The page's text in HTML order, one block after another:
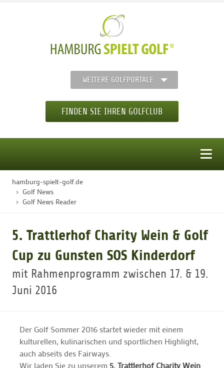
WEITERE GOLFPORTALE
FINDEN SIE IHREN GOLFCLUB
STARTSEITE
GOLFTURNIERE
GOLF CARD
GOLF NEWS
hamburg-spielt-golf.de
Golf News
Golf News Reader
5. Trattlerhof Charity Wein & Golf
Cup zu Gunsten SOS Kinderdorf
mit Rahmenprogramm zwischen 17. & 19.
Juni 2016
Der Golf Sommer 2016 startet wieder mit einem
kulturellen, kulinarischen und sportlichen Highlight,
auch abseits des Fairways.
Wir laden Sie zu unserem 5. Trattlerhof Charity Wein